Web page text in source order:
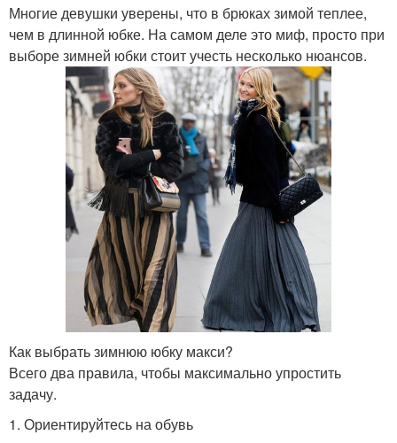
Многие девушки уверены, что в брюках зимой теплее,
чем в длинной юбке. На самом деле это миф, просто при
выборе зимней юбки стоит учесть несколько нюансов.
Как выбрать зимнюю юбку макси?
Всего два правила, чтобы максимально упростить
задачу.
1. Ориентируйтесь на обувь